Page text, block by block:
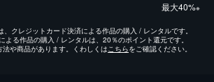
最⼤40%※
クレジットカード決済による作品の購入 / レンタルです。
よる作品の購入 / レンタルは、20％のポイント還元です。
や商品があります。くわしくはこちらをご確認ください。